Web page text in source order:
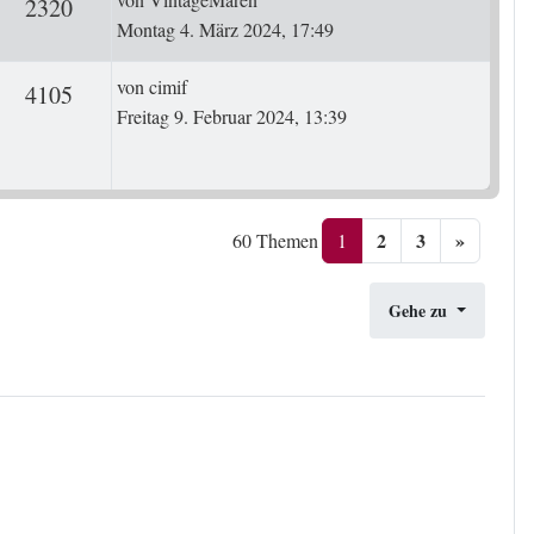
2320Zugriffe
Montag 4. März 2024, 17:49
4105 ZugriffeLetzter Beitrag
voncimif
Freitag 9. Februar 2024, 13:39
60 Themen 1 2 3 »
Gehe zu